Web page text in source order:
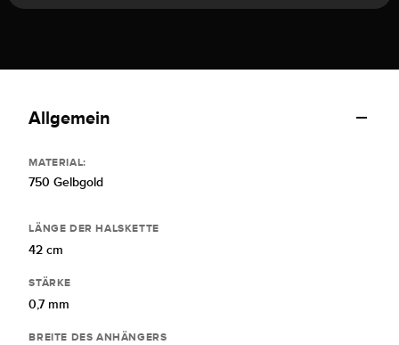
Allgemein
MATERIAL:
750 Gelbgold
LÄNGE DER HALSKETTE
42 cm
STÄRKE
0,7 mm
BREITE DES ANHÄNGERS